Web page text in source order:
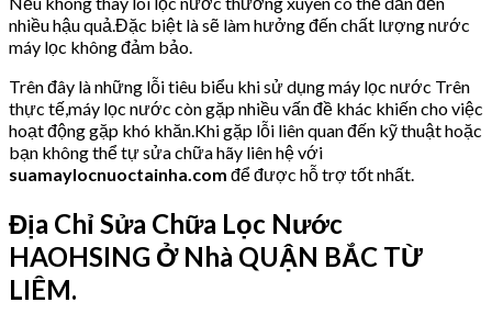
nhiều hậu quả.Đặc biệt là sẽ làm hưởng đến chất lượng nước
máy lọc không đảm bảo.
Trên đây là những lỗi tiêu biểu khi sử dụng máy lọc nước Trên
thực tế,máy lọc nước còn gặp nhiều vấn đề khác khiến cho việc
hoạt động gặp khó khăn.Khi gặp lỗi liên quan đến kỹ thuật hoặc
bạn không thể tự sửa chữa hãy liên hệ với
suamaylocnuoctainha.com để được hỗ trợ tốt nhất.
Địa Chỉ Sửa Chữa Lọc Nước
HAOHSING Ở Nhà QUẬN BẮC TỪ
LIÊM.